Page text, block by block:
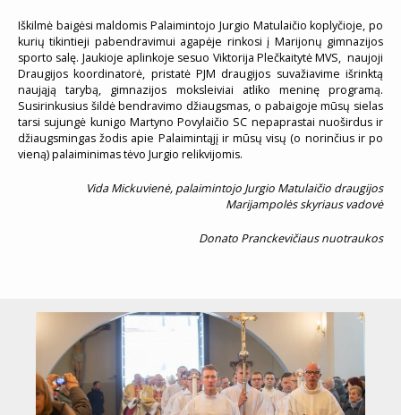
Iškilmė baigėsi maldomis Palaimintojo Jurgio Matulaičio koplyčioje, po
kurių tikintieji pabendravimui agapėje rinkosi į Marijonų gimnazijos
sporto salę. Jaukioje aplinkoje sesuo Viktorija Plečkaitytė MVS, naujoji
Draugijos koordinatorė, pristatė PJM draugijos suvažiavime išrinktą
naująją tarybą, gimnazijos moksleiviai atliko meninę programą.
Susirinkusius šildė bendravimo džiaugsmas, o pabaigoje mūsų sielas
tarsi sujungė kunigo Martyno Povylaičio SC nepaprastai nuoširdus ir
džiaugsmingas žodis apie Palaimintąjį ir mūsų visų (o norinčius ir po
vieną) palaiminimas tėvo Jurgio relikvijomis.
Vida Mickuvienė, palaimintojo Jurgio Matulaičio draugijos
Marijampolės skyriaus vadovė
Donato Pranckevičiaus nuotraukos